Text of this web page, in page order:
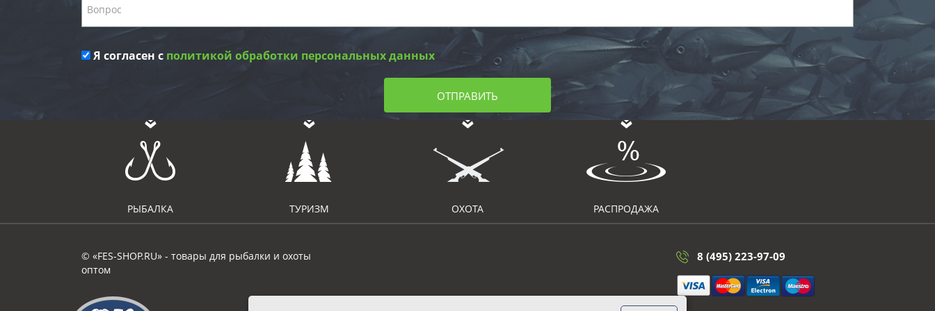
Я согласен с политикой обработки персональных данных
ОТПРАВИТЬ
РЫБАЛКА ТУРИЗМ ОХОТА РАСПРОДАЖА
© «FES-SHOP.RU» - товары для рыбалки и охоты
оптом
8 (495) 223-97-09